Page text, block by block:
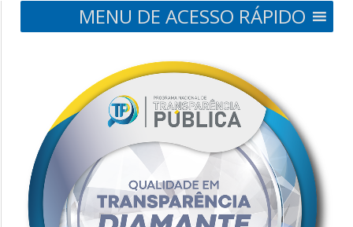
MENU DE ACESSO RÁPIDO